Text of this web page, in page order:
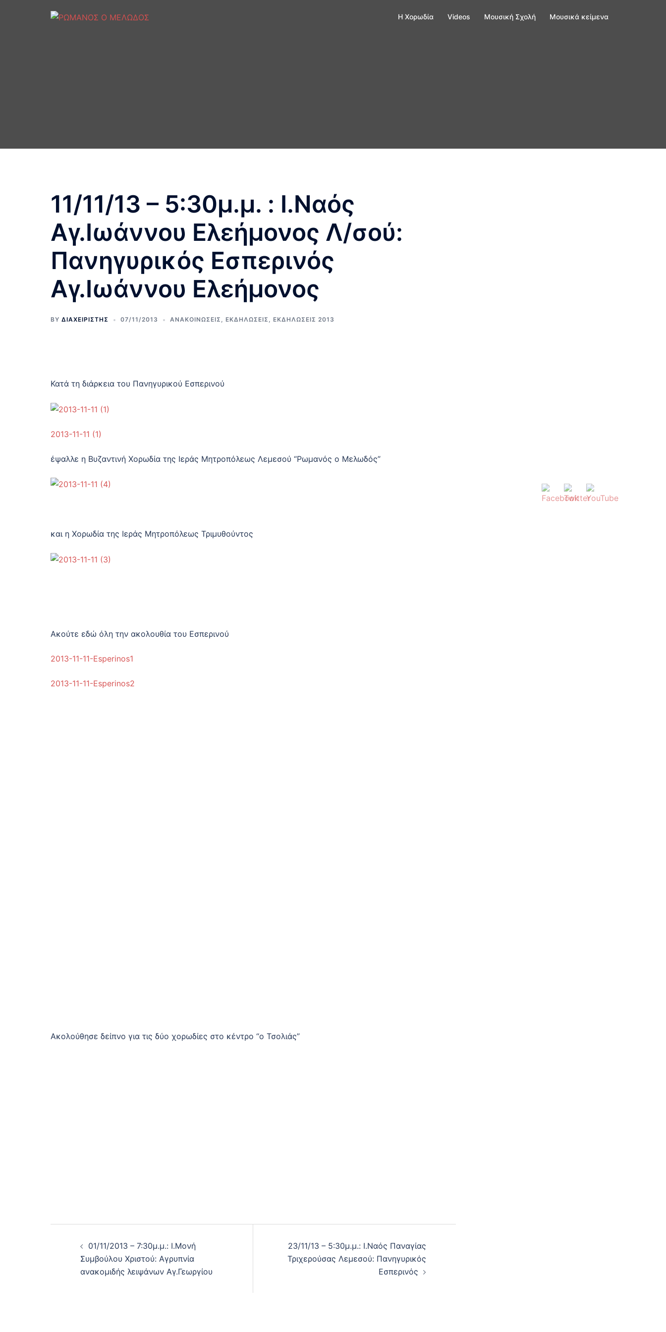
Η Xορωδία Videos Μουσική Σχολή Μουσικά κείμενα
11/11/13 – 5:30μ.μ. : Ι.Ναός
Αγ.Ιωάννου Ελεήμονος Λ/σού:
Πανηγυρικός Εσπερινός
Αγ.Ιωάννου Ελεήμονος
BY ΔΙΑΧΕΙΡΙΣΤΗΣ 07/11/2013 ΑΝΑΚΟΙΝΩΣΕΙΣ , ΕΚΔΗΛΩΣΕΙΣ , ΕΚΔΗΛΩΣΕΙΣ 2013
Κατά τη διάρκεια του Πανηγυρικού Εσπερινού
2013-11-11 (1)
έψαλλε η Βυζαντινή Χορωδία της Ιεράς Μητροπόλεως Λεμεσού “Ρωμανός ο Μελωδός”
και η Χορωδία της Ιεράς Μητροπόλεως Τριμυθούντος
Ακούτε εδώ όλη την ακολουθία του Εσπερινού
2013-11-11-Esperinos1
2013-11-11-Esperinos2
Ακολούθησε δείπνο για τις δύο χορωδίες στο κέντρο “ο Τσολιάς”
navigation
01/11/2013 – 7:30μ.μ.: Ι.Μονή
Συμβούλου Χριστού: Αγρυπνία
ανακομιδής λειψάνων Αγ.Γεωργίου
23/11/13 – 5:30μ.μ.: Ι.Ναός Παναγίας
Τριχερούσας Λεμεσού: Πανηγυρικός
Εσπερινός